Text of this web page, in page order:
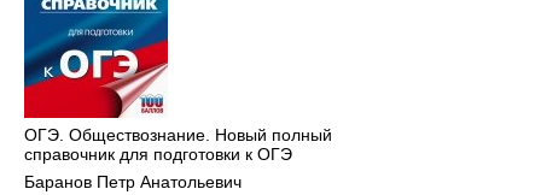
ОГЭ. Обществознание. Новый полный
справочник для подготовки к ОГЭ
Баранов Петр Анатольевич